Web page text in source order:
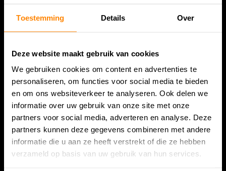
Toestemming Details Over
Deze website maakt gebruik van cookies
We gebruiken cookies om content en advertenties te
personaliseren, om functies voor social media te bieden
en om ons websiteverkeer te analyseren. Ook delen we
informatie over uw gebruik van onze site met onze
partners voor social media, adverteren en analyse. Deze
partners kunnen deze gegevens combineren met andere
informatie die u aan ze heeft verstrekt of die ze hebben
verzameld op basis van uw gebruik van hun services.
Bespanracket.nl is dé racketspecialist van Lelystad en
omstreken.
Snijdersstraat 6
8224 AA Lelystad
Nederland